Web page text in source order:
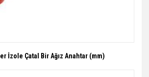
İzole Çatal Bir Ağız Anahtar (mm)